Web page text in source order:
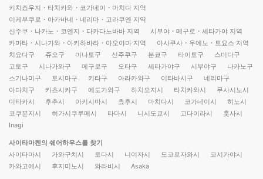
키치죠우지・타치카와・코가네이・마치다 지역
이케부쿠로・아카바네・네리마・고라쿠엔 지역
신주쿠・나카노・코엔지・다카다노바바 지역
시부야・메구로・세타가야 지역
카마타・시나가와・아키하바라・아오야마 지역
아사쿠사・우에노・토요스 지역
치요다구
쥬오구 미나토구 신주쿠구 분쿄구 타이토구
스미다구
고토구
시나가와구 메구로구 오타구 세타가야구 시부야구
나카노구
스기나미구
토시마구 키타구 아라카와구 이타바시구
네리마구
아다치구
카츠시카구 에도가와구 하치오지시 타치카와시
무사시노시
미타카시
후추시 아키시마시 쵸후시 마치다시 코가네이시
히노시
코쿠분지시
히가시쿠루메시 타마시 니시도쿄시 고다이라시
훗사시
Inagi
사이타마켄의 쉐어하우스를 찾기
사이타마시
가와구치시 토다시 니이자시 도코로자와시
코시가야시
카와고에시
후지미노시 와라비시 Asaka